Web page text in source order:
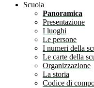
Scuola
Panoramica
Presentazione
I luoghi
Le persone
I numeri della
Le carte della
Organizzazione
La storia
Codice di